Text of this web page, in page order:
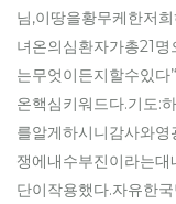
님,이땅을황무케한저
녀온의심환자가총21
는무엇이든지할수있다
온핵심키워드다.기도:
를알게하시니감사와영
쟁에내수부진이라는
단이작용했다.자유한